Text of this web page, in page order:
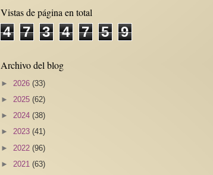
Vistas de página en total
4 7 3 4 7 5 9
Archivo del blog
► 2026 (33)
► 2025 (62)
► 2024 (38)
► 2023 (41)
► 2022 (96)
► 2021 (63)